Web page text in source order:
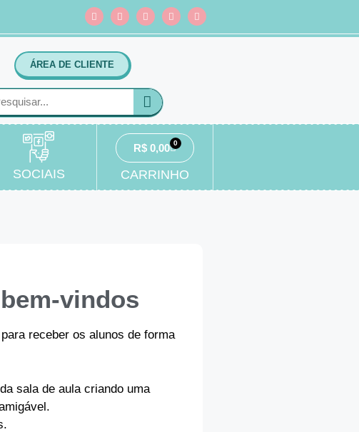
ÁREA DE CLIENTE
SOCIAIS
R$0,00 0
CARRINHO
vindos
receber os alunos de forma
sala de aula criando uma